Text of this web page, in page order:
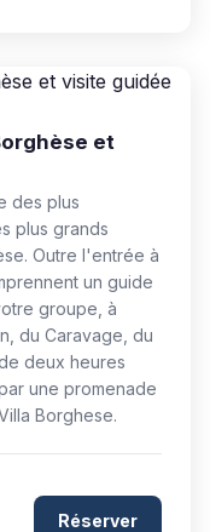
et
des plus
plus grands
Outre l'entrée à
un guide
groupe, à
du Caravage, du
deux heures
une promenade
Borghese.
Réserver